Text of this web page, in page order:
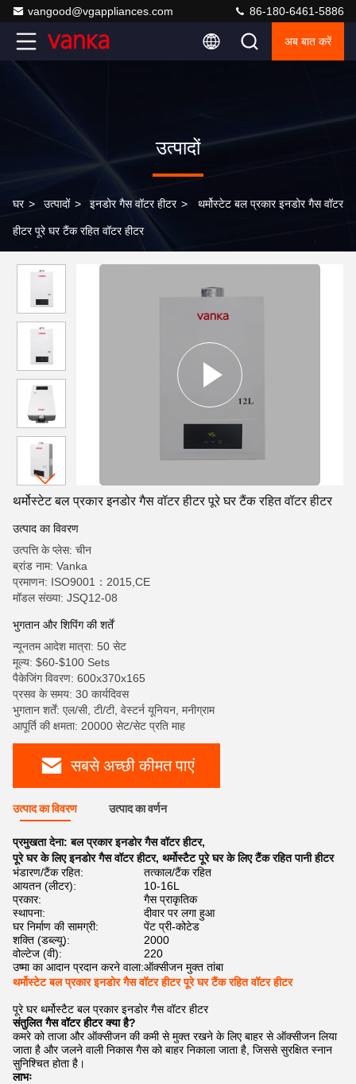
vangood@vgappliances.com 86-180-6461-5886
अब बात करें
उत्पादों
घर > उत्पादों > इनडोर गैस वॉटर हीटर > थर्मोस्टेट बल प्रकार इनडोर गैस वॉटर
हीटर पूरे घर टैंक रहित वॉटर हीटर
थर्मोस्टेट बल प्रकार इनडोर गैस वॉटर हीटर पूरे घर टैंक रहित वॉटर हीटर
उत्पाद का विवरण
उत्पत्ति के प्लेस: चीन
ब्रांड नाम: Vanka
प्रमाणन: ISO9001：2015,CE
मॉडल संख्या: JSQ12-08
भुगतान और शिपिंग की शर्तें
न्यूनतम आदेश मात्रा: 50 सेट
मूल्य: $60-$100 Sets
पैकेजिंग विवरण: 600x370x165
प्रसव के समय: 30 कार्यदिवस
भुगतान शर्तें: एल/सी, टी/टी, वेस्टर्न यूनियन, मनीग्राम
आपूर्ति की क्षमता: 20000 सेट/सेट प्रति माह
सबसे अच्छी कीमत पाएं
उत्पाद का विवरण उत्पाद का वर्णन
प्रमुखता देना:बल प्रकार इनडोर गैस वॉटर हीटर,
पूरे घर के लिए इनडोर गैस वॉटर हीटर, थर्मोस्टैट पूरे घर के लिए टैंक रहित पानी हीटर
भंडारण/टैंक रहित:
तत्काल/टैंक रहित
आयतन (लीटर):
10-16L
प्रकार:
गैस प्राकृतिक
स्थापना:
दीवार पर लगा हुआ
घर निर्माण की सामग्री:
पेंट प्री-कोटेड
शक्ति (डब्ल्यू):
2000
वोल्टेज (वी):
220
उष्मा का आदान प्रदान करने वाला:ऑक्सीजन मुक्त तांबा
थर्मोस्टेट बल प्रकार इनडोर गैस वॉटर हीटर पूरे घर टैंक रहित वॉटर हीटर
पूरे घर थर्मोस्टैट बल प्रकार इनडोर गैस वॉटर हीटर
संतुलित गैस वॉटर हीटर क्या है?
कमरे को ताजा और ऑक्सीजन की कमी से मुक्त रखने के लिए बाहर से ऑक्सीजन लिया
जाता है और जलने वाली निकास गैस को बाहर निकाला जाता है, जिससे सुरक्षित स्नान
सुनिश्चित होता है।
लाभः